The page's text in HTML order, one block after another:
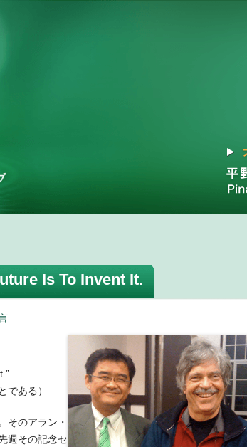
Is To Invent It.
である）
そのアラン・
週その記念セ